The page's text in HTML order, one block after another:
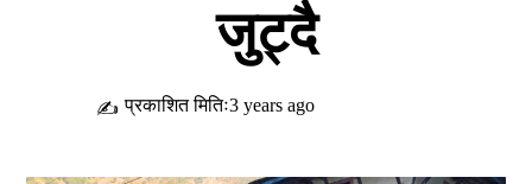
जुट्दै
✍ प्रकाशित मितिः3 years ago